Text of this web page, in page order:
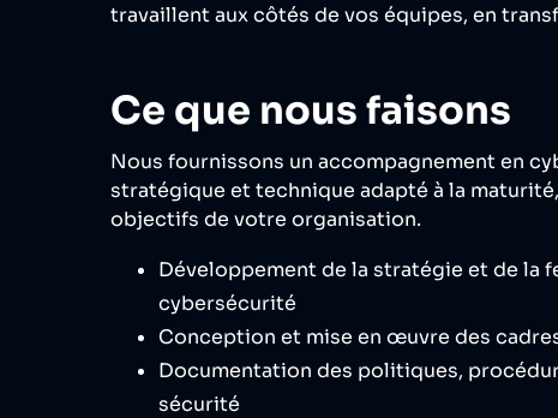
travaillent aux côtés de vos équipes, en
Ce que nous faisons
Nous fournissons un accompagnement en
stratégique et technique adapté à la
objectifs de votre organisation.
Développement de la stratégie et de la
cybersécurité
Conception et mise en œuvre des
Documentation des politiques,
sécurité